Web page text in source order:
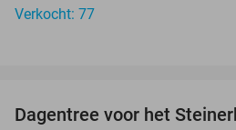
Verkocht: 77
Dagentree voor het